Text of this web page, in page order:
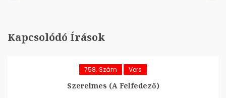
Kapcsolódó Írások
758. Szám Vers
Szerelmes (A Felfedező)